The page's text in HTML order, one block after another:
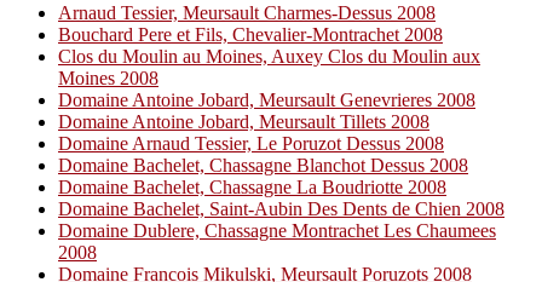
Arnaud Tessier, Meursault Charmes-Dessus 2008
Bouchard Pere et Fils, Chevalier-Montrachet 2008
Clos du Moulin au Moines, Auxey Clos du Moulin aux
Moines 2008
Domaine Antoine Jobard, Meursault Genevrieres 2008
Domaine Antoine Jobard, Meursault Tillets 2008
Domaine Arnaud Tessier, Le Poruzot Dessus 2008
Domaine Bachelet, Chassagne Blanchot Dessus 2008
Domaine Bachelet, Chassagne La Boudriotte 2008
Domaine Bachelet, Saint-Aubin Des Dents de Chien 2008
Domaine Dublere, Chassagne Montrachet Les Chaumees
2008
Domaine Francois Mikulski, Meursault Poruzots 2008